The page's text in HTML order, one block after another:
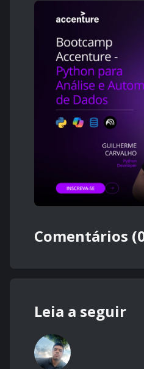
Comentários
Leia a seguir